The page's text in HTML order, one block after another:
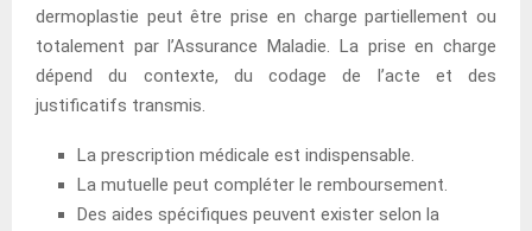
dermoplastie peut être prise en charge partiellement ou
totalement par l’Assurance Maladie. La prise en charge
dépend du contexte, du codage de l’acte et des
justificatifs transmis.
La prescription médicale est indispensable.
La mutuelle peut compléter le remboursement.
Des aides spécifiques peuvent exister selon la